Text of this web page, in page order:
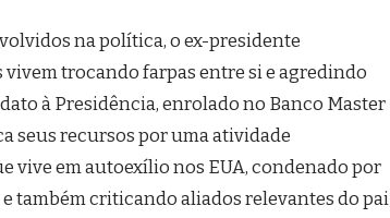
na política, o ex-presidente
trocando farpas entre si e agredindo
à Presidência, enrolado no Banco Master
seus recursos por uma atividade
vive em autoexílio nos EUA, condenado por
também criticando aliados relevantes do pai